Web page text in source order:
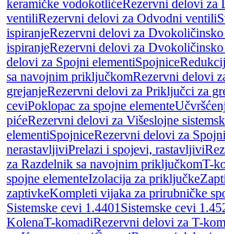
keramičke vodokotlićeRezervni delovi za
ventiliRezervni delovi za Odvodni ventili
ispiranjeRezervni delovi za
ispiranjeRezervni delovi za
delovi za Spojni elementiSpojnice
sa navojnim priključkomRezervni delovi
grejanjeRezervni delovi za Priključci za
ceviPoklopac za spojne elemente
pićeRezervni delovi za Višeslojne
elementiSpojniceRezervni delovi za
nerastavljiviPrelazi i spojevi, rastavljivi
za Razdelnik sa navojnim priključkomT-
spojne elementeIzolacija za priključke
zaptivkeKompleti vijaka za prirubničke
Sistemske cevi 1.4401 Sistemske cevi
KolenaT-komadiRezervni delovi za T-